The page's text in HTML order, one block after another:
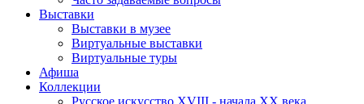
Выставки
Выставки в музее
Виртуальные выставки
Виртуальные туры
Афиша
Коллекции
Русское искусство ХVIII - начала ХХ века